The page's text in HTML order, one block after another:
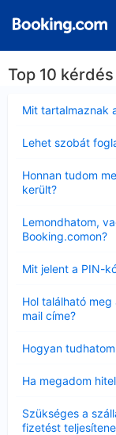
Top 10 kérdés
Mit tartalmaznak
Lehet szobát
Honnan tudom
került?
Lemondhatom,
Booking.comon?
Mit jelent a PIN-
Hol található
mail címe?
Hogyan
Ha megadom
Szükséges a
fizetést